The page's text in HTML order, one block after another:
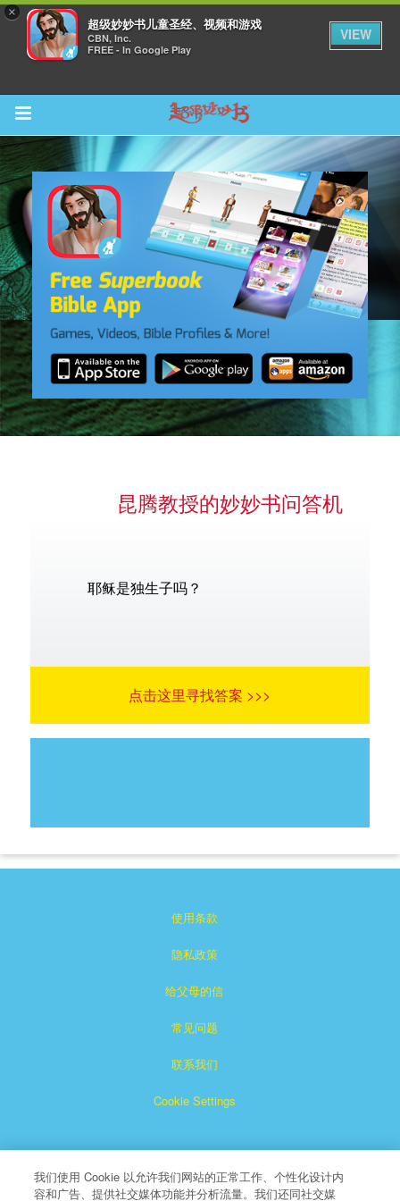
×
超级妙妙书儿童圣经、视频和游戏
CBN, Inc.
FREE - In Google Play
VIEW
Return to Content
昆腾教授的妙妙书问答机
耶稣是独生子吗？
点击这里寻找答案 >>>
使用条款
隐私政策
给父母的信
常见问题
联系我们
Cookie Settings
我们使用 Cookie 以允许我们网站的正常工作、个性化设计内
容和广告、提供社交媒体功能并分析流量。我们还同社交媒